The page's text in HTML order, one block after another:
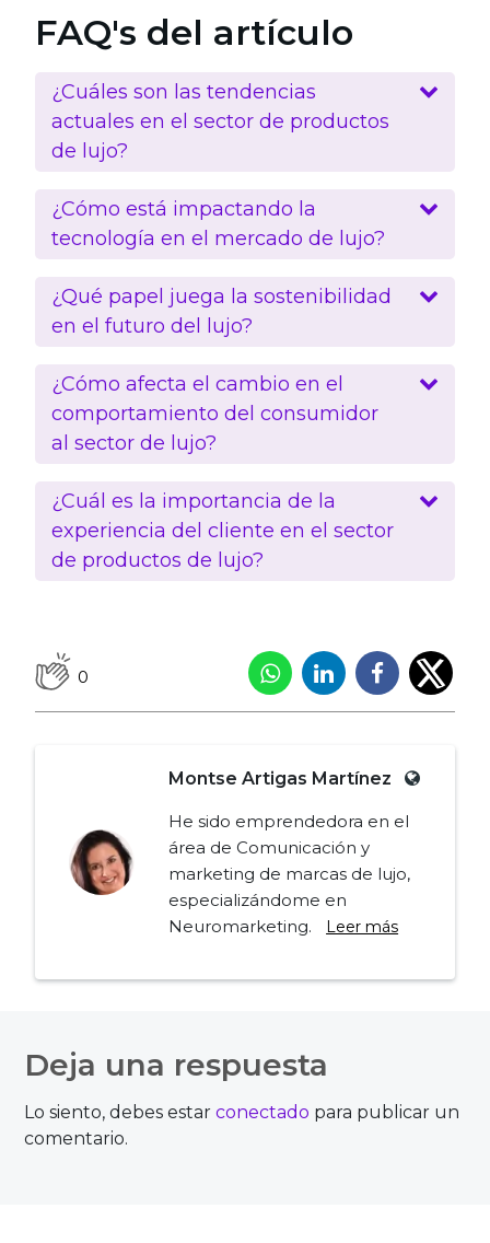
FAQ's del artículo
¿Cuáles son las tendencias
actuales en el sector de productos
de lujo?
¿Cómo está impactando la
tecnología en el mercado de lujo?
¿Qué papel juega la sostenibilidad
en el futuro del lujo?
¿Cómo afecta el cambio en el
comportamiento del consumidor
al sector de lujo?
¿Cuál es la importancia de la
experiencia del cliente en el sector
de productos de lujo?
0
Montse Artigas Martínez
He sido emprendedora en el
área de Comunicación y
marketing de marcas de lujo,
especializándome en
Neuromarketing.
Leer más
de
entradas
Deja una respuesta
Lo siento, debes estarconectado para publicar un
comentario.